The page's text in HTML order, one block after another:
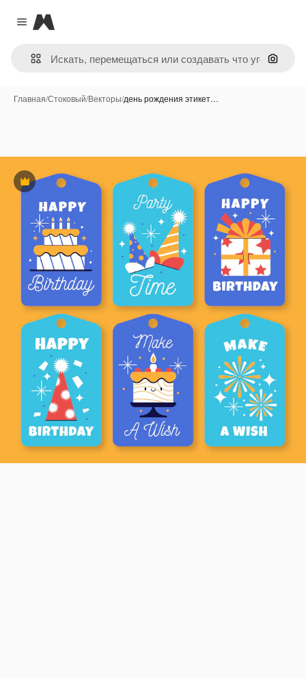
Close menu
Magnific
Поиск
Главная/Стоковый/Векторы/день рождения этикет…
Премиум